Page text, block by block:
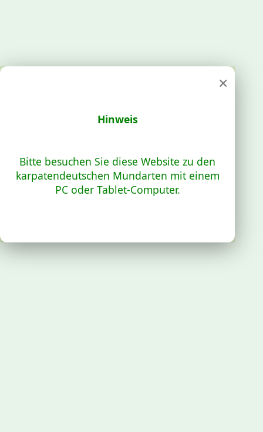
×
Hinweis
Bitte besuchen Sie diese Website zu den
karpatendeutschen Mundarten mit einem
PC oder Tablet-Computer.